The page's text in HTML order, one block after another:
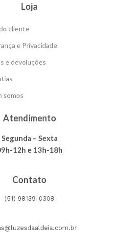
Loja
cliente
e Privacidade
e devoluções
somos
Atendimento
Segunda – Sexta
12h e 13h-18h
Contato
(51) 98139-0308